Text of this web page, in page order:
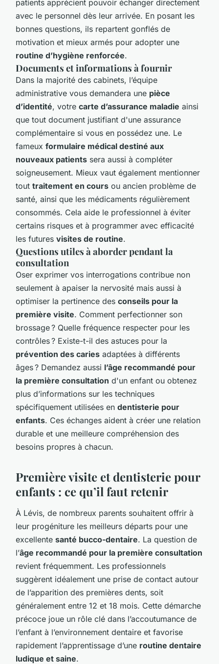
patients apprécient pouvoir échanger directement
avec le personnel dès leur arrivée. En posant les
bonnes questions, ils repartent gonflés de
motivation et mieux armés pour adopter une
routine d’hygiène renforcée.
Documents et informations à fournir
Dans la majorité des cabinets, l’équipe
administrative vous demandera une pièce
d’identité, votre carte d’assurance maladie ainsi
que tout document justifiant d'une assurance
complémentaire si vous en possédez une. Le
fameux formulaire médical destiné aux
nouveaux patients sera aussi à compléter
soigneusement. Mieux vaut également mentionner
tout traitement en cours ou ancien problème de
santé, ainsi que les médicaments régulièrement
consommés. Cela aide le professionnel à éviter
certains risques et à programmer avec efficacité
les futures visites de routine.
Questions utiles à aborder pendant la
consultation
Oser exprimer vos interrogations contribue non
seulement à apaiser la nervosité mais aussi à
optimiser la pertinence des conseils pour la
première visite. Comment perfectionner son
brossage ? Quelle fréquence respecter pour les
contrôles ? Existe-t-il des astuces pour la
prévention des caries adaptées à différents
âges ? Demandez aussi l’âge recommandé pour
la première consultation d'un enfant ou obtenez
plus d’informations sur les techniques
spécifiquement utilisées en dentisterie pour
enfants. Ces échanges aident à créer une relation
durable et une meilleure compréhension des
besoins propres à chacun.
Première visite et dentisterie pour
enfants : ce qu’il faut retenir
À Lévis, de nombreux parents souhaitent offrir à
leur progéniture les meilleurs départs pour une
excellente santé bucco-dentaire. La question de
l’âge recommandé pour la première consultation
revient fréquemment. Les professionnels
suggèrent idéalement une prise de contact autour
de l’apparition des premières dents, soit
généralement entre 12 et 18 mois. Cette démarche
précoce joue un rôle clé dans l’accoutumance de
l’enfant à l’environnement dentaire et favorise
rapidement l’apprentissage d’une routine dentaire
ludique et saine.